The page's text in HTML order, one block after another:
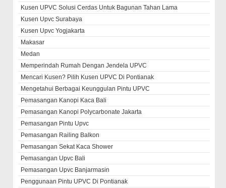
Kusen UPVC Solusi Cerdas Untuk Bagunan Tahan Lama
Kusen Upvc Surabaya
Kusen Upvc Yogjakarta
Makasar
Medan
Memperindah Rumah Dengan Jendela UPVC
Mencari Kusen? Pilih Kusen UPVC Di Pontianak
Mengetahui Berbagai Keunggulan Pintu UPVC
Pemasangan Kanopi Kaca Bali
Pemasangan Kanopi Polycarbonate Jakarta
Pemasangan Pintu Upvc
Pemasangan Railing Balkon
Pemasangan Sekat Kaca Shower
Pemasangan Upvc Bali
Pemasangan Upvc Banjarmasin
Penggunaan Pintu UPVC Di Pontianak